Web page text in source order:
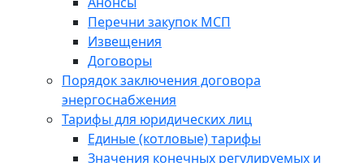
Перечни закупок МСП
Извещения
Договоры
Порядок заключения договора
энергоснабжения
Тарифы для юридических лиц
Единые (котловые) тарифы
Значения конечных регулируемых и